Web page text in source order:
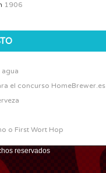
1906
el concurso HomeBrewer.es
o First Wort Hop
reservados